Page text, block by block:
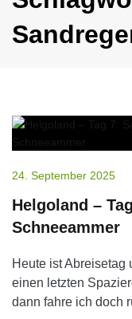
24. September 2025
Helgoland –
Schneeammer
Heute ist Abreisetag
einen letzten
dann fahre ich doch